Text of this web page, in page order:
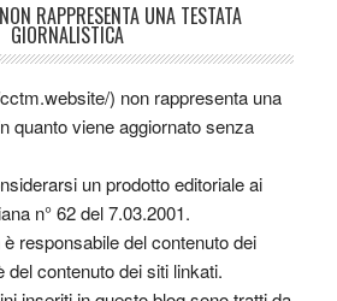
RAPPRESENTA UNA TESTATA
GIORNALISTICA
) non rappresenta una
quanto viene aggiornato senza
un prodotto editoriale ai
n° 62 del 7.03.2001.
è responsabile del contenuto dei
contenuto dei siti linkati.